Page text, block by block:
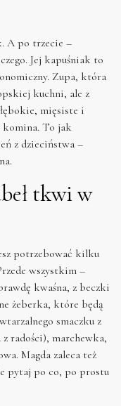
A po trzecie –
Jej kapuśniak to
Zupa, która
kuchni, ale z
mięsiste i
komina. To jak
z dzieciństwa –
tkwi w
potrzebować kilku
wszystkim –
kwaśna, z beczki
żeberka, które będą
smaczku z
z radości), marchewka,
Magda zaleca też
pytaj po co, po prostu